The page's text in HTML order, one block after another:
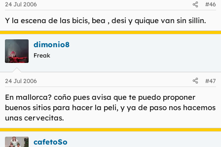
24 Jul 2006 #46
Y la escena de las bicis, bea , desi y quique van sin sillin.
dimonio8
Freak
24 Jul 2006 #47
En mallorca? coño pues avisa que te puedo proponer
buenos sitios para hacer la peli, y ya de paso nos hacemos
unas cervecitas.
cafetoSo